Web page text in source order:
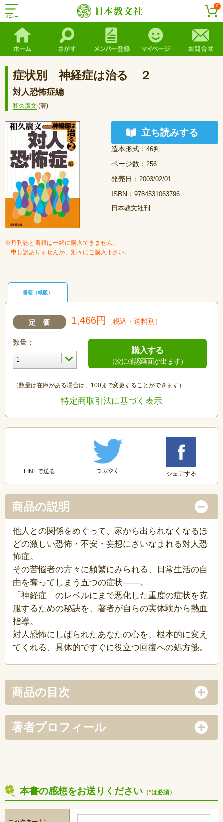
0
症状別 神経症は治る ２
対人恐怖症編
和久廣文 (著)
立ち読みする
造本形式： 46判
ページ数： 256
発売日： 2003/02/01
ISBN： 9784531063796
日本教文社刊
※月刊誌と書籍は一緒に購入できません。
申し訳ありませんが、別々にご購入下さい。
書籍（紙版）
定 価 1,466円 （税込・送料別）
数量：
購入する
（次に確認画面が出ます）
（数量は在庫がある場合は、100まで変更することができます）
特定商取引法に基づく表示
LINEで送る つぶやく シェアする
商品の説明
他人との関係をめぐって、家から出られなくなるほ
どの激しい恐怖・不安・妄想にさいなまれる対人恐
怖症。
その苦悩者の方々に頻繁にみられる、日常生活の自
由を奪ってしまう五つの症状――。
「神経症」のレベルにまで悪化した重度の症状を克
服するための秘訣を、著者が自らの実体験から熱血
指導。
対人恐怖にしばられたあなたの心を、根本的に変え
てくれる、具体的ですぐに役立つ回復への処方箋。
商品の目次
著者プロフィール
本書の感想をお送りください （*は必須）